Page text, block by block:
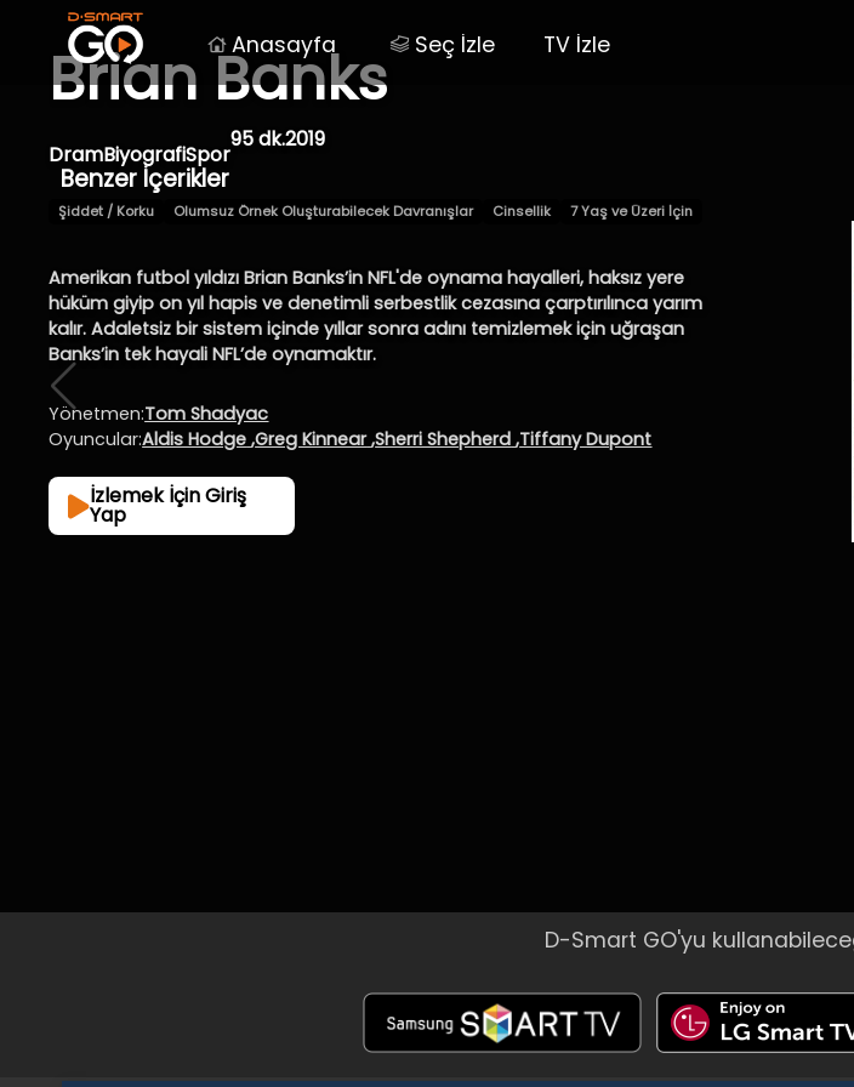
Anasayfa Seç İzle TV İzle
Brian Banks
DramBiyografiSpor
95 dk.2019
Şiddet / Korku Olumsuz Örnek Oluşturabilecek Davranışlar Cinsellik 7 Yaş ve Üzeri İçin
Amerikan futbol yıldızı Brian Banks’in NFL'de oynama hayalleri, haksız yere
hüküm giyip on yıl hapis ve denetimli serbestlik cezasına çarptırılınca yarım
kalır. Adaletsiz bir sistem içinde yıllar sonra adını temizlemek için uğraşan
Banks’in tek hayali NFL’de oynamaktır.
Yönetmen:Tom Shadyac
Oyuncular:Aldis Hodge ,Greg Kinnear ,Sherri Shepherd ,Tiffany Dupont
İzlemek İçin Giriş
Yap
Benzer İçerikler
D-Smart GO'yu